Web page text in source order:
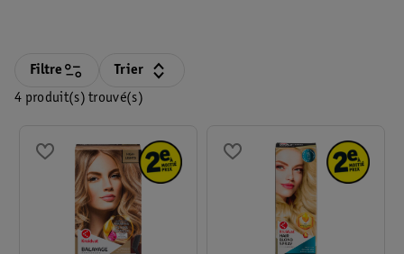
4 produit(s) trouvé(s)
Filtre Trier